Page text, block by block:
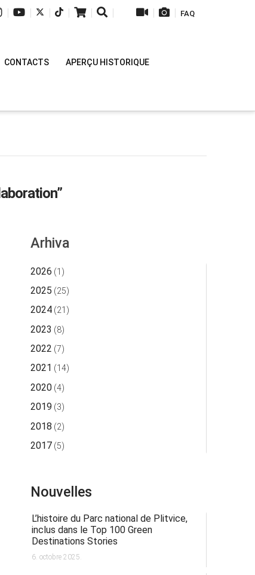
| | | | | | | | FAQ
CONTACTS APERÇU HISTORIQUE
Arhiva
2026 (1)
2025 (25)
2024 (21)
2023 (8)
2022 (7)
2021 (14)
2020 (4)
2019 (3)
2018 (2)
2017 (5)
Nouvelles
L’histoire du Parc national de Plitvice,
inclus dans le Top 100 Green
Destinations Stories
6. octobre 2025.